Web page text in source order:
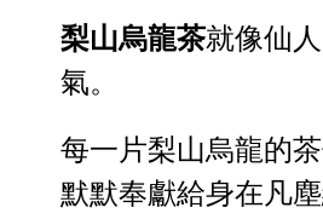
梨山烏龍茶就像仙
氣。
每一片梨山烏龍的
默默奉獻給身在凡